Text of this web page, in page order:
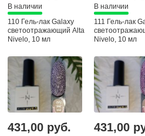
В наличии
110 Гель-лак Galaxy
светоотражающий Alta
Nivelo, 10 мл
В наличии
111 Гель-лак
Nivelo, 10 мл
431,00 руб. 431,00